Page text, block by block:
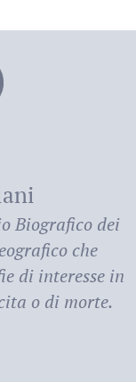
Biografico dei
che
di interesse in
o di morte.